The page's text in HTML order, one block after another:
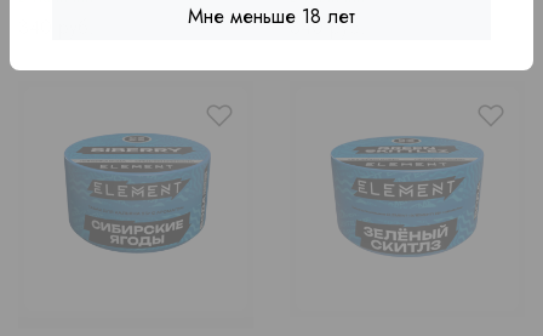
Price
340 руб.
Мне меньше 18 лет